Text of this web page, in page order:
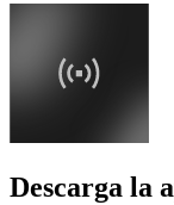
Descarga la